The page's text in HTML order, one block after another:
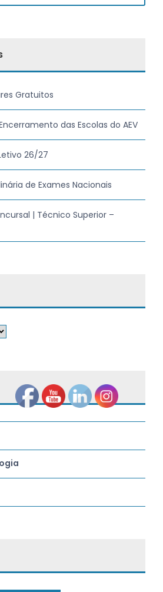
Gratuitos
das Escolas do AEV
26/27
de Exames Nacionais
| Técnico Superior –